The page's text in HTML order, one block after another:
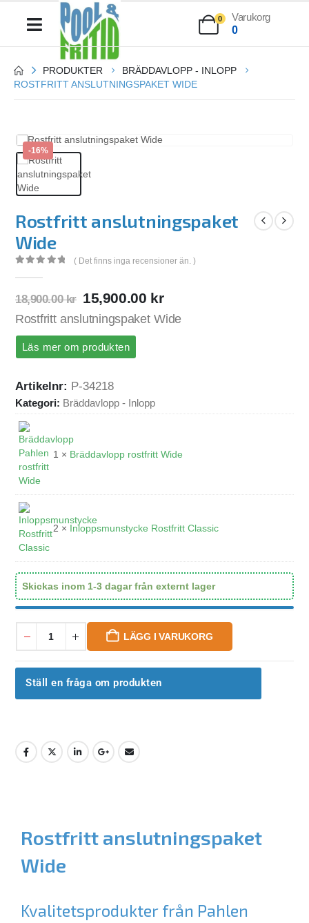
0
Varukorg
0
PRODUKTER
BRÄDDAVLOPP - INLOPP
ROSTFRITT ANSLUTNINGSPAKET WIDE
-16%
Rostfritt anslutningspaket
Wide
( Det finns inga recensioner än. )
18,900.00kr 15,900.00 kr
Rostfritt anslutningspaket Wide
Läs mer om produkten
Artikelnr: P-34218
Kategori: Bräddavlopp - Inlopp
1 × Bräddavlopp rostfritt Wide
2 × Inloppsmunstycke Rostfritt Classic
Skickas inom 1-3 dagar från externt lager
LÄGG I VARUKORG
Ställ en fråga om produkten
Rostfritt anslutningspaket
Wide
Kvalitetsprodukter från Pahlen